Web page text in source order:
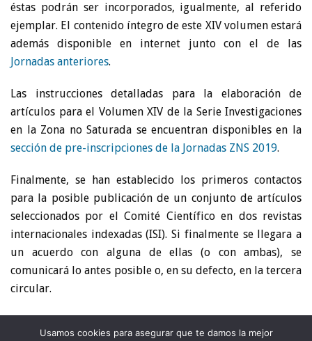
éstas podrán ser incorporados, igualmente, al referido
ejemplar. El contenido íntegro de este XIV volumen estará
además disponible en internet junto con el de las
Jornadas anteriores.
Las instrucciones detalladas para la elaboración de
artículos para el Volumen XIV de la Serie Investigaciones
en la Zona no Saturada se encuentran disponibles en la
sección de pre-inscripciones de la Jornadas ZNS 2019.
Finalmente, se han establecido los primeros contactos
para la posible publicación de un conjunto de artículos
seleccionados por el Comité Científico en dos revistas
internacionales indexadas (ISI). Si finalmente se llegara a
un acuerdo con alguna de ellas (o con ambas), se
comunicará lo antes posible o, en su defecto, en la tercera
circular.
Usamos cookies para asegurar que te damos la mejor